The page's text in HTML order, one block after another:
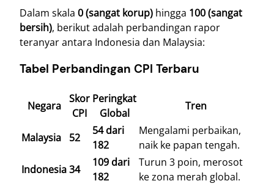
Dalam skala 0 (sangat korup) hingga 100 (sangat
bersih), berikut adalah perbandingan rapor
teranyar antara Indonesia dan Malaysia:
Tabel Perbandingan CPI Terbaru
Negara
Skor
CPI
Peringkat
Global
Tren
Malaysia 52
54 dari
182
Mengalami perbaikan,
naik ke papan tengah.
Indonesia34
109 dari
182
Turun 3 poin, merosot
ke zona merah global.